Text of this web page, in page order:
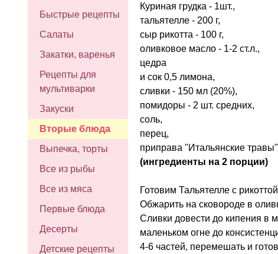
Быстрые рецепты
Салаты
Закатки, варенья
Рецепты для
мультиварки
Закуски
Вторые блюда
Выпечка, торты
Все из рыбы
Все из мяса
Первые блюда
Десерты
Детские рецепты
Куриная грудка - 1шт.,
тальятелле - 200 г,
сыр рикотта - 100 г,
оливковое масло - 1-2 ст.л.,
цедра
и сок 0,5 лимона,
сливки - 150 мл (20%),
помидоры - 2 шт. средних,
соль,
перец,
приправа "Итальянские
(ингредиенты на 2 порции)
Готовим Тальятелле с
Обжарить на сковороде в
Сливки довести до кипения в
маленьком огне до
4-6 частей, перемешать и